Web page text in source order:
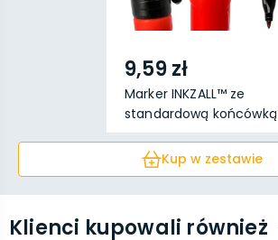
9,59 zł
Marker INKZALL™ ze
standardową końcówką
...
Kup w zestawie
Klienci kupowali również